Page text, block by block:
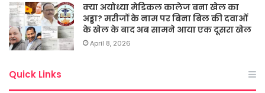
क्या अयोध्या मेडिकल कालेज बना खेल का
अड्डा? मरीजों के नाम पर बिना बिल की दवाओं
के खेल के बाद अब सामने आया एक दूसरा खेल
April 8, 2026
Quick Links